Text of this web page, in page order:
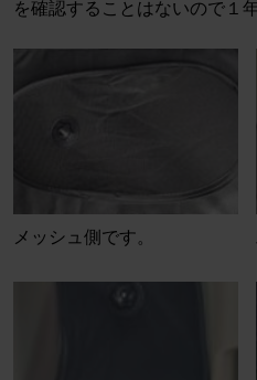
を確認することはないので１
メッシュ側です。